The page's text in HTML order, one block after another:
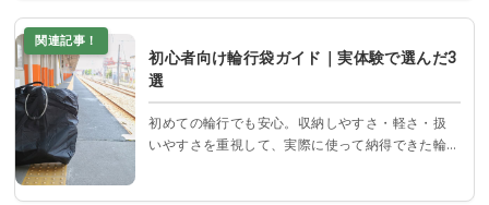
関連記事！
初心者向け輪行袋ガイド｜実体験で選んだ3
選
初めての輪行でも安心。収納しやすさ・軽さ・扱
いやすさを重視して、実際に使って納得できた輪